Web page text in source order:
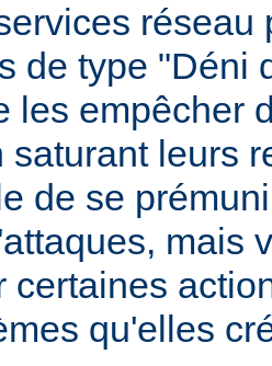
réseau
de type "Déni
les empêcher
saturant leurs
de se
mais
certaines
qu'elles